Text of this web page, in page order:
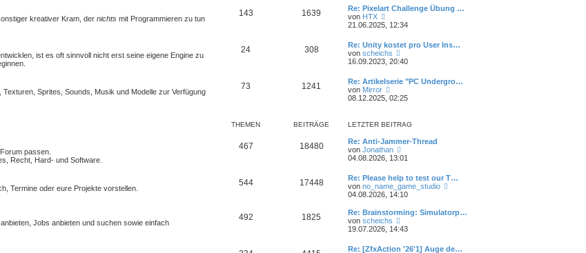
i
e
B
r
kreativer Kram, der nichts mit Programmieren zu tun
143 1639
Re: Pixelart Challenge Übung …
von HTX
e
s
t
e
B
e
a
21.06.2025, 12:34
ist es oft sinnvoll nicht erst seine eigene Engine zu
24 308
Re: Unity kostet pro User Ins…
von scheichs
e
e
s
t
e
e
t
a
16.09.2023, 20:40
Sprites, Sounds, Musik und Modelle zur Verfügung
73 1241
Re: Artikelserie "PC Undergro…
von Mirror
e
s
e
r
B
t
r
a
08.12.2025, 02:25
THEMEN BEITRÄGE LETZTER BEITRAG
passen.
Recht, Hard- und Software.
467 18480
Re: Anti-Jammer-Thread
von Jonathan
e
e
s
t
e
B
i
r
04.08.2026, 13:01
Termine oder eure Projekte vorstellen.
544 17448
Re: Please help to test our T…
von no_name_game_studio
e
04.08.2026, 14:10
Jobs anbieten und suchen sowie einfach
492 1825
Re: Brainstorming: Simulatorp…
von scheichs
e
e
19.07.2026, 14:43
Re: [ZfxAction '26'1] Auge de…